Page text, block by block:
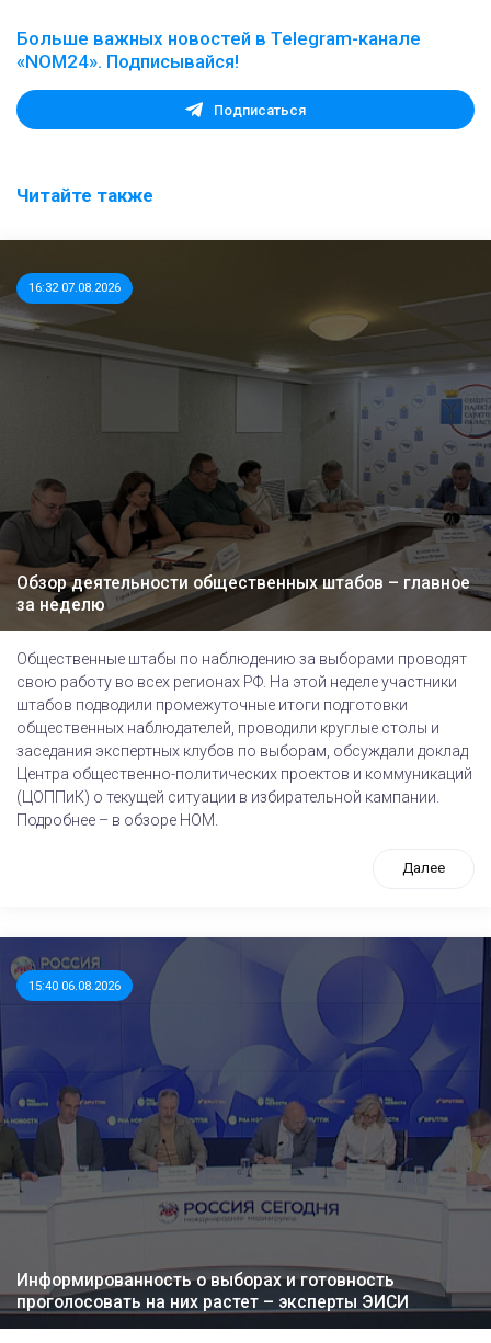
Больше важных новостей в Telegram-канале
«NOM24». Подписывайся!
Подписаться
Читайте также
16:32 07.08.2026
Обзор деятельности общественных штабов – главное
за неделю
Общественные штабы по наблюдению за выборами проводят
свою работу во всех регионах РФ. На этой неделе участники
штабов подводили промежуточные итоги подготовки
общественных наблюдателей, проводили круглые столы и
заседания экспертных клубов по выборам, обсуждали доклад
Центра общественно-политических проектов и коммуникаций
(ЦОППиК) о текущей ситуации в избирательной кампании.
Подробнее – в обзоре НОМ.
Далее
15:40 06.08.2026
Информированность о выборах и готовность
проголосовать на них растет – эксперты ЭИСИ